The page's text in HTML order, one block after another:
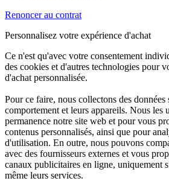
Renoncer au contrat
Personnalisez votre expérience d'achat
Ce n'est qu'avec votre consentement
des cookies et d'autres technologies pour
d'achat personnalisée.
Pour ce faire, nous collectons des
comportement et leurs appareils. Nous les
permanence notre site web et pour vous
contenus personnalisés, ainsi que pour
d'utilisation. En outre, nous pouvons
avec des fournisseurs externes et vous
canaux publicitaires en ligne, uniquement
même leurs services.